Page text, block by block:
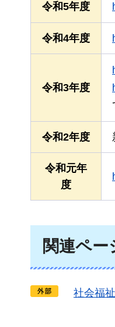
令和5年度
令和4年度
令和3年度
令和2年度
令和元年
度
関連ペー
社会福